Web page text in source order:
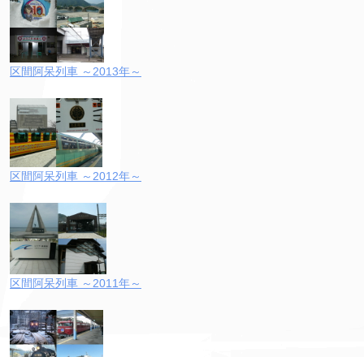
区間阿呆列車 ～2013年～
区間阿呆列車 ～2012年～
区間阿呆列車 ～2011年～